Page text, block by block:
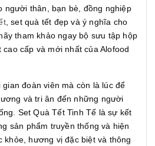
người thân, bạn bè, đồng nghiệp
, set quà tết đẹp và ý nghĩa cho
tham khảo ngay bộ sưu tập hộp
cấp và mới nhất của Alofood
đoàn viên mà còn là lúc để
và tri ân đến những người
Set Quà Tết Tinh Tế là sự kết
sản phẩm truyền thống và hiện
khỏe, hương vị đặc biệt và thông